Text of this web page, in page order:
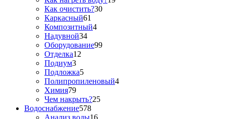
Как очистить?30
Каркасный61
Композитный4
Надувной34
Оборудование99
Отделка12
Подиум3
Подложка5
Полипропиленовый4
Химия79
Чем накрыть?25
Водоснабжение578